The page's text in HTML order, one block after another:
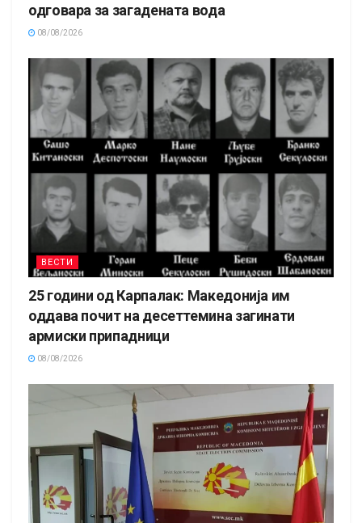
одговара за загадената вода
08/08/2026
ВЕСТИ
25 години од Карпалак: Македонија им
оддава почит на десеттемина загинати
армиски припадници
08/08/2026